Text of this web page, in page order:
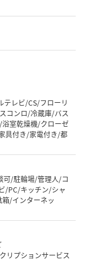
レビ/CS/フローリ
コンロ/冷蔵庫/バス
室乾燥機/クローゼ
具付き/家電付き/都
可/駐輪場/管理人/コ
/PC/キッチン/シャ
/インターネッ
リプションサービス